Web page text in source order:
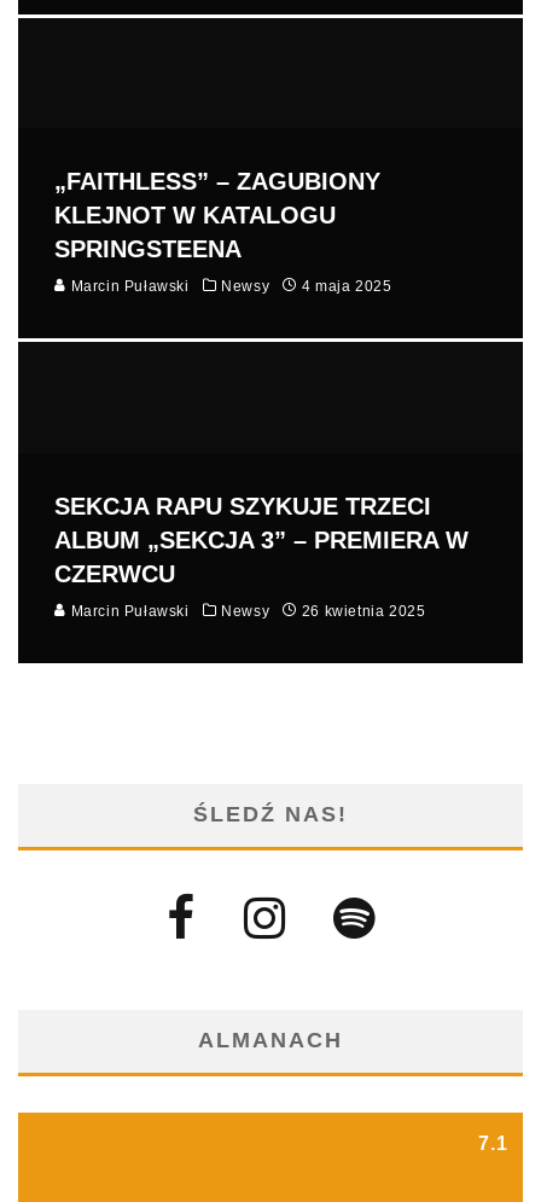
„FAITHLESS” – ZAGUBIONY
KLEJNOT W KATALOGU
SPRINGSTEENA
Marcin Puławski Newsy 4 maja 2025
SEKCJA RAPU SZYKUJE TRZECI
ALBUM „SEKCJA 3” – PREMIERA W
CZERWCU
Marcin Puławski Newsy 26 kwietnia 2025
ŚLEDŹ NAS!
ALMANACH
7.1